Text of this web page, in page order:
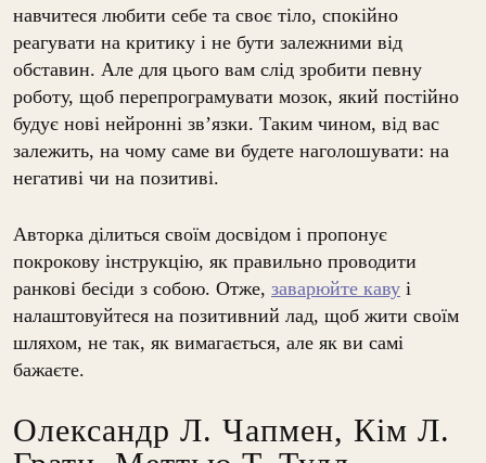
навчитеся любити себе та своє тіло, спокійно
реагувати на критику і не бути залежними від
обставин. Але для цього вам слід зробити певну
роботу, щоб перепрограмувати мозок, який постійно
будує нові нейронні зв’язки. Таким чином, від вас
залежить, на чому саме ви будете наголошувати: на
негативі чи на позитиві.
Авторка ділиться своїм досвідом і пропонує
покрокову інструкцію, як правильно проводити
ранкові бесіди з собою. Отже, заварюйте каву і
налаштовуйтеся на позитивний лад, щоб жити своїм
шляхом, не так, як вимагається, але як ви самі
бажаєте.
Олександр Л. Чапмен, Кім Л.